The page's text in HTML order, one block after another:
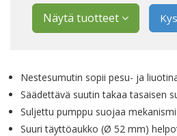
Näytä tuotteet
Nestesumutin sopii pesu- ja
Säädettävä suutin takaa tasaisen
Suljettu pumppu suojaa
Suuri täyttöaukko (Ø 52 mm)